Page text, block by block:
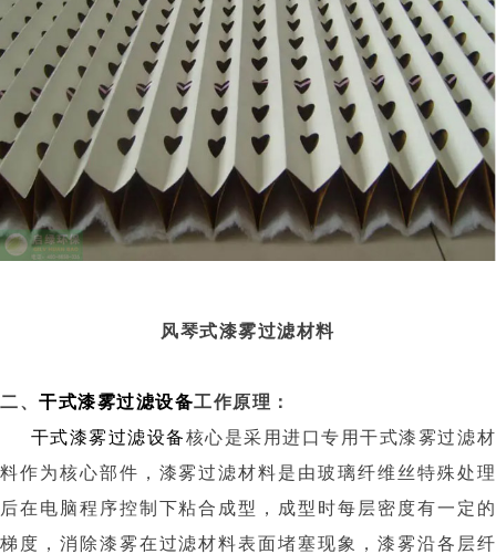
风琴式漆雾过滤材料
二、 干式漆雾过滤设备工作原理：
干式漆雾过滤设备核心是采用进口专用干式漆雾过滤材
料作为核心部件，漆雾过滤材料是由玻璃纤维丝特殊处理
后在电脑程序控制下粘合成型，成型时每层密度有一定的
梯度，消除漆雾在过滤材料表面堵塞现象，漆雾沿各层纤